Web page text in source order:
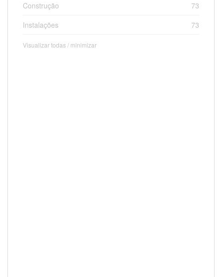
Construção
73
Instalações
73
Visualizar todas / minimizar